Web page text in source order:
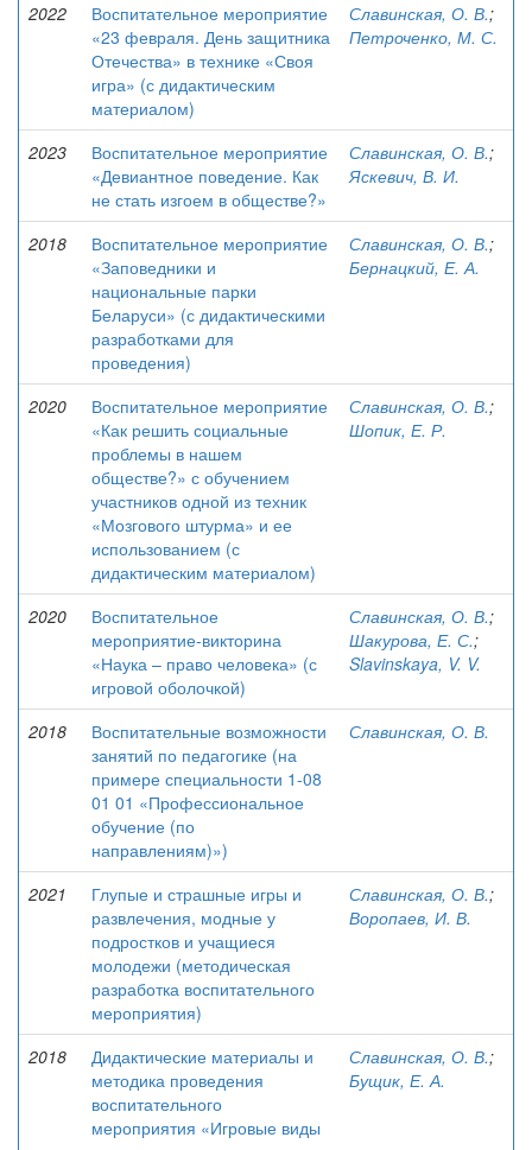
2022
Воспитательное мероприятие
«23 февраля. День защитника
Отечества» в технике «Своя
игра» (с дидактическим
материалом)
Славинская, О. В.;
Петроченко, М. С.
2023
Воспитательное мероприятие
«Девиантное поведение. Как
не стать изгоем в обществе?»
Славинская, О. В.;
Яскевич, В. И.
2018
Воспитательное мероприятие
«Заповедники и
национальные парки
Беларуси» (с дидактическими
разработками для
проведения)
Славинская, О. В.;
Бернацкий, Е. А.
2020
Воспитательное мероприятие
«Как решить социальные
проблемы в нашем
обществе?» с обучением
участников одной из техник
«Мозгового штурма» и ее
использованием (с
дидактическим материалом)
Славинская, О. В.;
Шопик, Е. Р.
2020
Воспитательное
мероприятие-викторина
«Наука – право человека» (с
игровой оболочкой)
Славинская, О. В.;
Шакурова, Е. С.;
Slavinskaya, V. V.
2018
Воспитательные возможности
занятий по педагогике (на
примере специальности 1-08
01 01 «Профессиональное
обучение (по
направлениям)»)
Славинская, О. В.
2021
Глупые и страшные игры и
развлечения, модные у
подростков и учащиеся
молодежи (методическая
разработка воспитательного
мероприятия)
Славинская, О. В.;
Воропаев, И. В.
2018
Дидактические материалы и
методика проведения
воспитательного
мероприятия «Игровые виды
Славинская, О. В.;
Бущик, Е. А.